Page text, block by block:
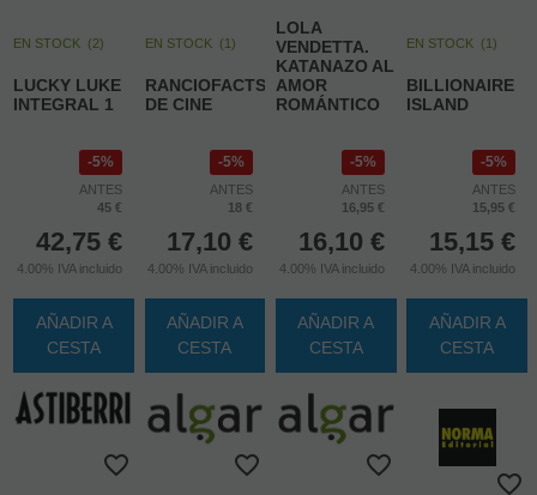
EN STOCK (2)
LUCKY LUKE
INTEGRAL 1
5%
ANTES
45 €
42,75 €
4.00% IVA incluido
AÑADIR A
CESTA
EN STOCK (1)
RANCIOFACTS
DE CINE
5%
ANTES
18 €
17,10 €
4.00% IVA incluido
AÑADIR A
CESTA
LOLA
VENDETTA.
KATANAZO AL
AMOR
ROMÁNTICO
5%
ANTES
16,95 €
16,10 €
4.00% IVA incluido
AÑADIR A
CESTA
EN STOCK (1)
BILLIONAIRE
ISLAND
5%
ANTES
15,95 €
15,15 €
4.00% IVA incluido
AÑADIR A
CESTA